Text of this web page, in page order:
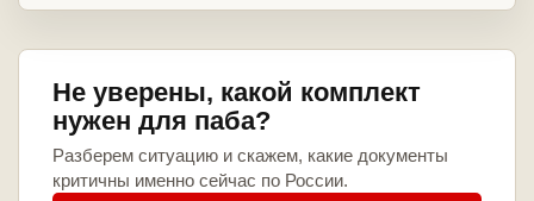
Не уверены, какой комплект
нужен для паба?
Разберем ситуацию и скажем, какие документы
критичны именно сейчас по России.